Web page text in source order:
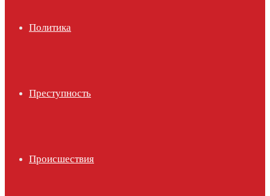
Политика
Преступность
Происшествия